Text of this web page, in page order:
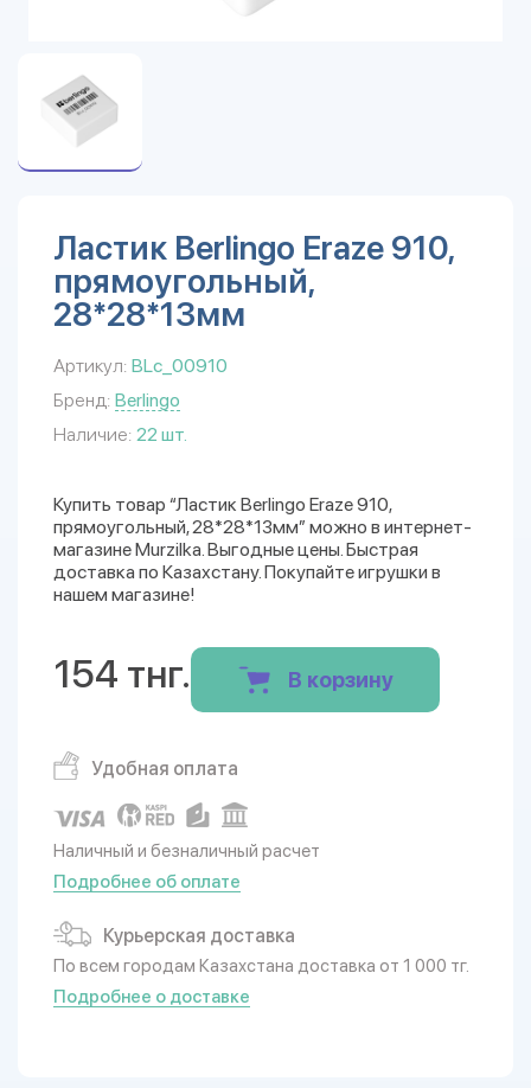
Ластик Berlingo Eraze 910,
прямоугольный,
28*28*13мм
Артикул: BLc_00910
Бренд: Berlingo
Наличие: 22 шт.
Купить товар “Ластик Berlingo Eraze 910,
прямоугольный, 28*28*13мм” можно в интернет-
магазине Murzilka. Выгодные цены. Быстрая
доставка по Казахстану. Покупайте игрушки в
нашем магазине!
154 тнг. В корзину
Удобная оплата
Наличный и безналичный расчет
Подробнее об оплате
Курьерская доставка
По всем городам Казахстана доставка от 1 000 тг.
Подробнее о доставке